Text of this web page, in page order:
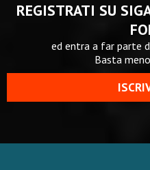
REGISTRATI SU
ed entra a far parte
Basta